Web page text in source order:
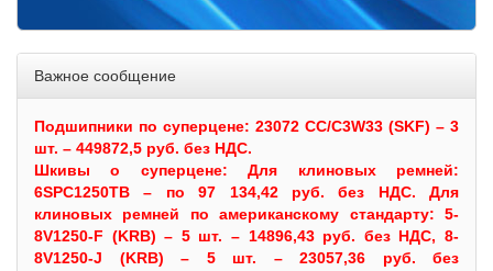
Важное сообщение
Подшипники по суперцене: 23072 CC/C3W33 (SKF) – 3
шт. – 449872,5 руб. без НДС.
Шкивыо суперцене:Для клиновых ремней:
6SPC1250TB – по 97 134,42 руб. без НДС. Для
клиновых ремней по американскому стандарту: 5-
8V1250-F (KRB) – 5 шт. – 14896,43 руб. без НДС, 8-
8V1250-J (KRB) – 5 шт. – 23057,36 руб. без